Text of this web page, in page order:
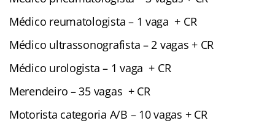
Médico reumatologista – 1 vaga + CR
Médico ultrassonografista – 2 vagas + CR
Médico urologista – 1 vaga + CR
Merendeiro – 35 vagas + CR
Motorista categoria A/B – 10 vagas + CR